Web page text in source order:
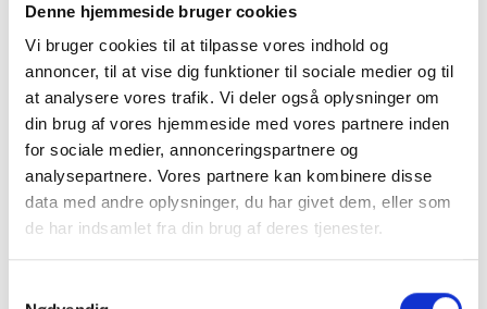
Denne hjemmeside bruger cookies
Vi bruger cookies til at tilpasse vores indhold og
annoncer, til at vise dig funktioner til sociale medier og til
at analysere vores trafik. Vi deler også oplysninger om
din brug af vores hjemmeside med vores partnere inden
for sociale medier, annonceringspartnere og
analysepartnere. Vores partnere kan kombinere disse
data med andre oplysninger, du har givet dem, eller som
de har indsamlet fra din brug af deres tjenester.
Humle. Kom i god tid, gå på opdagelse hos
udstillerne og nyd stemningen, inden første travløb
skydes i gang kl. 15.45. Der vil også være sjov for
børnene med gratis ponytræk og hoppeborg, så
hele familien kan få en god oplevelse.
Ladies Day er en oplagt anledning til at opleve
Bornholms Brand Park på en ny måde – en dag med
fokus på kvalitet, nærvær og gode oplevelser i
smukke omgivelser.